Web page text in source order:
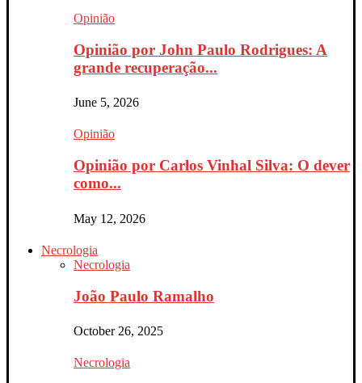
Opinião
Opinião por John Paulo Rodrigues: A
grande recuperação...
June 5, 2026
Opinião
Opinião por Carlos Vinhal Silva: O dever
como...
May 12, 2026
Necrologia
Necrologia
João Paulo Ramalho
October 26, 2025
Necrologia